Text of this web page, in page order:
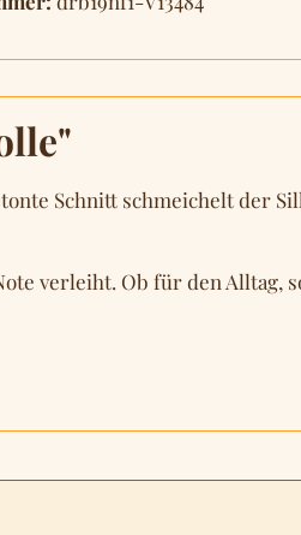
Schnitt schmeichelt der
verleiht. Ob für den Alltag,